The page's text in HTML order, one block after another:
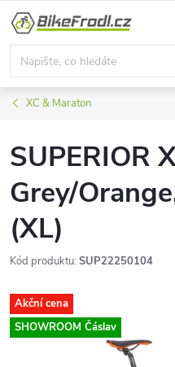
Přejít
obsah
XC & Maraton
SUPERIOR
Grey/
(XL)
Kód produktu: SUP22250104
Akční cena
SHOWROOM Čáslav